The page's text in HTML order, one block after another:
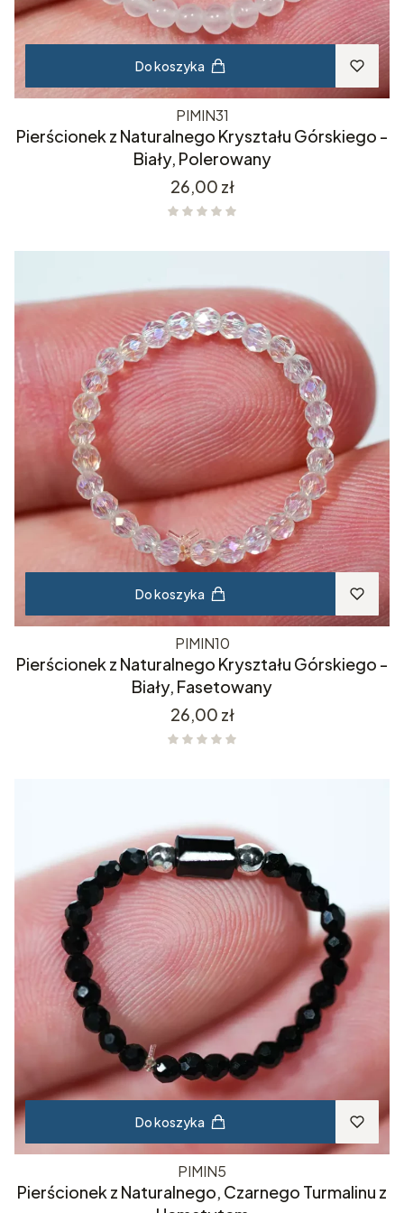
Do koszyka
PIMIN31
Pierścionek z Naturalnego Kryształu Górskiego -
Biały, Polerowany
Cena
26,00 zł
Do koszyka
PIMIN10
Pierścionek z Naturalnego Kryształu Górskiego -
Biały, Fasetowany
Cena
26,00 zł
Do koszyka
PIMIN5
Pierścionek z Naturalnego, Czarnego Turmalinu z